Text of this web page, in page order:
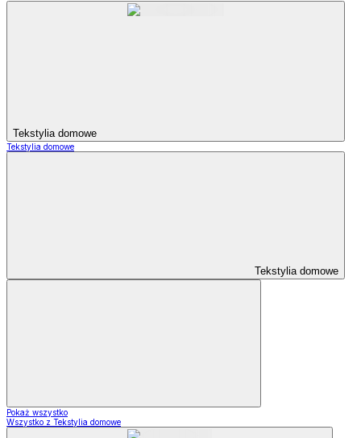
Tekstylia domowe
Tekstylia domowe
Tekstylia domowe
Pokaż wszystko
Wszystko z Tekstylia domowe